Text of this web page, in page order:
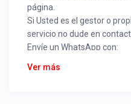
página.
Si Usted es el gestor o
servicio no dude en
Envíe un WhatsApp con:
Nombre alojamiento o
Ver más